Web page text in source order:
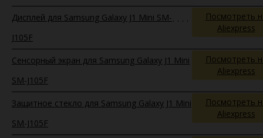
Дисплей для Samsung Galaxy J1 Mini SM-
J105F
Посмотреть
Aliexpress
Сенсорный экран для Samsung Galaxy J1 Mini
SM-J105F
Посмотреть
Aliexpress
Защитное стекло для Samsung Galaxy J1 Mini
SM-J105F
Посмотреть
Aliexpress